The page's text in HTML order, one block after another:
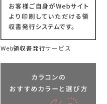
Web領収書発行サービス